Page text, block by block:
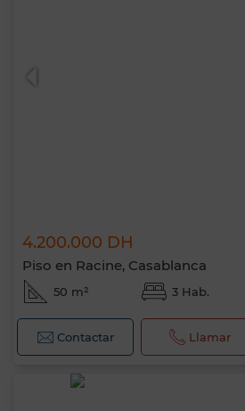
4.200.000 DH
Piso en Racine, Casablanca
50 m² 3 Hab.
Contactar Llamar